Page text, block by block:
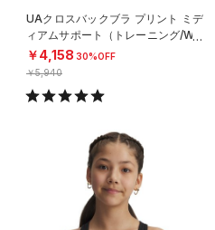
UAクロスバックブラ プリント ミデ
ィアムサポート（トレーニング/WO
MEN）
￥4,158 30%OFF
￥5,940